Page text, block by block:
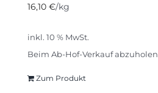
16,10 €/kg
inkl. 10 % MwSt.
Beim Ab-Hof-Verkauf abzuholen
Zum Produkt